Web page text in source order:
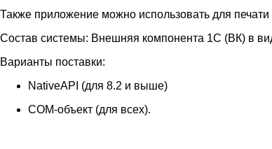
Также приложение можно использовать для печати
Состав системы: Внешняя компонента 1С (ВК) в
Варианты поставки:
NativeAPI (для 8.2 и выше)
COM-объект (для всех).